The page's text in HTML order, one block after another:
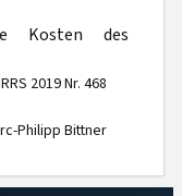
Kosten des
2019 Nr. 468
Philipp Bittner